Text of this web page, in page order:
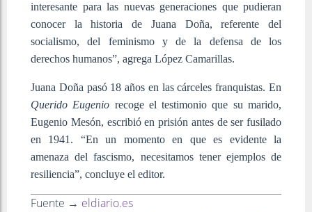
interesante para las nuevas generaciones que pudieran
conocer la historia de Juana Doña, referente del
socialismo, del feminismo y de la defensa de los
derechos humanos”, agrega López Camarillas.
Juana Doña pasó 18 años en las cárceles franquistas. En
Querido Eugenio recoge el testimonio que su marido,
Eugenio Mesón, escribió en prisión antes de ser fusilado
en 1941. “En un momento en que es evidente la
amenaza del fascismo, necesitamos tener ejemplos de
resiliencia”, concluye el editor.
Fuente → eldiario.es